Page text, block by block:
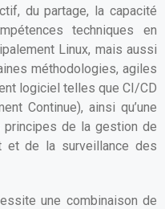
du partage, la capacité
techniques en
Linux, mais aussi
méthodologies, agiles
logiciel telles que CI/CD
Continue), ainsi qu’une
principes de la gestion de
et de la surveillance des
une combinaison de